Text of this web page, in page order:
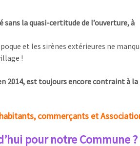
sans la quasi-certitude de l’ouverture, à
et les sirènes extérieures ne
!
2014, est toujours encore contraint à la
commerçants et
pour notre Commune ?